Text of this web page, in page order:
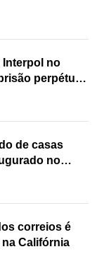
Interpol no
perpétua
de casas
no
correios é
Califórnia